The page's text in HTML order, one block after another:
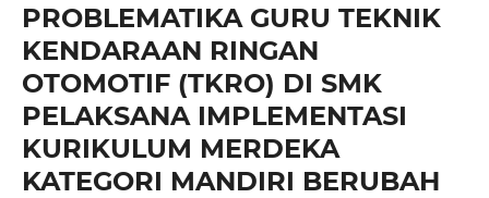
PROBLEMATIKA GURU TEKNIK
KENDARAAN RINGAN
OTOMOTIF (TKRO) DI SMK
PELAKSANA IMPLEMENTASI
KURIKULUM MERDEKA
KATEGORI MANDIRI BERUBAH